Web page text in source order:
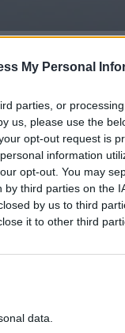
My Personal
parties, or
us, please use the
opt-out request is
information
opt-out. You may
third parties on the
by us to third
it to other third
data.
ja TPS:n
myös Kalervo
itsessään oli varsin
, nousi itse
peliasut.
Kummola ,
kuitenkin